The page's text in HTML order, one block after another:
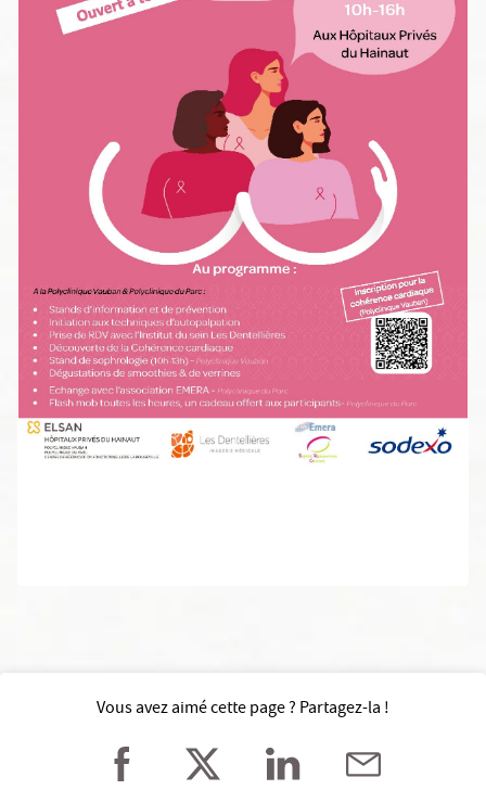
Vous avez aimé cette page ? Partagez-la !